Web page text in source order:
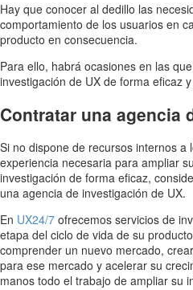
Hay que conocer al dedillo las
comportamiento de los usuarios en
producto en consecuencia.
Para ello, habrá ocasiones en las
investigación de UX de forma eficaz
Contratar una agencia
Si no dispone de recursos internos a
experiencia necesaria para ampliar
investigación de forma eficaz,
una agencia de investigación de UX.
En UX24/7 ofrecemos servicios de
etapa del ciclo de vida de su
comprender un nuevo mercado,
para ese mercado y acelerar su
manos todo el trabajo de ampliar su